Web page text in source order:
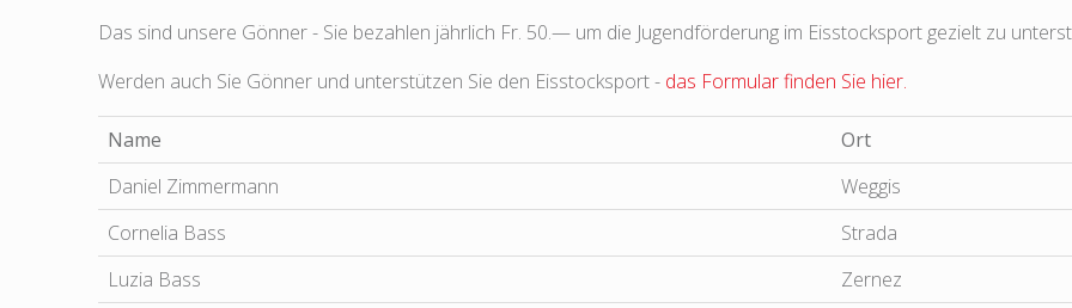
Das sind unsere Gönner - Sie bezahlen jährlich Fr. 50.— um die Jugendförderung im Eisstocksport gezielt zu
Werden auch Sie Gönner und unterstützen Sie den Eisstocksport - das Formular finden Sie hier.
Name
Ort
Daniel Zimmermann
Weggis
Cornelia Bass
Strada
Luzia Bass
Zernez